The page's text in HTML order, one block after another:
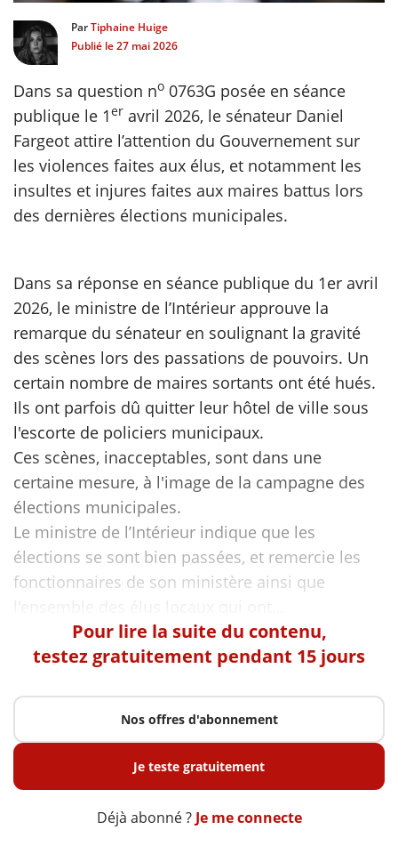
ParTiphaine Huige
Publié le27 mai 2026
Dans sa question no 0763G posée en séance
publique le 1er avril 2026, le sénateur Daniel
Fargeot attire l’attention du Gouvernement sur
les violences faites aux élus, et notamment les
insultes et injures faites aux maires battus lors
des dernières élections municipales.
Dans sa réponse en séance publique du 1er avril
2026, le ministre de l’Intérieur approuve la
remarque du sénateur en soulignant la gravité
des scènes lors des passations de pouvoirs. Un
certain nombre de maires sortants ont été hués.
Ils ont parfois dû quitter leur hôtel de ville sous
l'escorte de policiers municipaux.
Ces scènes, inacceptables, sont dans une
certaine mesure, à l'image de la campagne des
élections municipales.
Le ministre de l’Intérieur indique que les
élections se sont bien passées, et remercie les
fonctionnaires de son ministère ainsi que
Pour lire la suite du contenu,
testez gratuitement pendant 15 jours
Nos offres d'abonnement
Je teste gratuitement
Déjà abonné ? Je me connecte